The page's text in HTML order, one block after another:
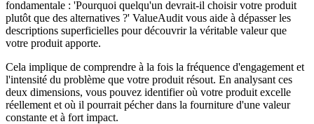
fondamentale : 'Pourquoi quelqu'un devrait-il choisir votre produit
plutôt que des alternatives ?' ValueAudit vous aide à dépasser les
descriptions superficielles pour découvrir la véritable valeur que
votre produit apporte.
Cela implique de comprendre à la fois la fréquence d'engagement et
l'intensité du problème que votre produit résout. En analysant ces
deux dimensions, vous pouvez identifier où votre produit excelle
réellement et où il pourrait pécher dans la fourniture d'une valeur
constante et à fort impact.